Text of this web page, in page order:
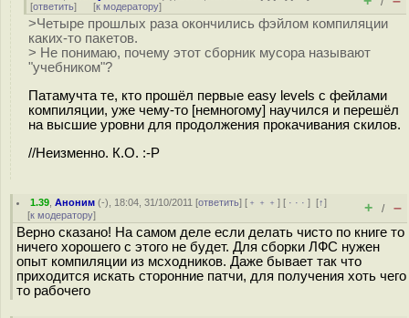
[ответить] [к модератору]
>Четыре прошлых раза окончились фэйлом компиляции
каких-то пакетов.
> Не понимаю, почему этот сборник мусора называют
"учебником"?
Патамучта те, кто прошёл первые easy levels с фейлами
компиляции, уже чему-то [немногому] научился и перешёл
на высшие уровни для продолжения прокачивания скилов.
//Неизменно. К.О. :-P
1.39 ,Аноним (-), 18:04, 31/10/2011 [ответить] [ ﹢﹢﹢] [ · · ·][↑]
[к модератору] + / –
Верно сказано! На самом деле если делать чисто по книге то
ничего хорошего с этого не будет. Для сборки ЛФС нужен
опыт компиляции из мсходников. Даже бывает так что
приходится искать сторонние патчи, для получения хоть чего
то рабочего